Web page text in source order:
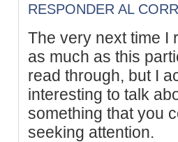
RESPONDER AL
The very next time I
as much as this
read through, but I
interesting to talk
something that you
seeking attention.